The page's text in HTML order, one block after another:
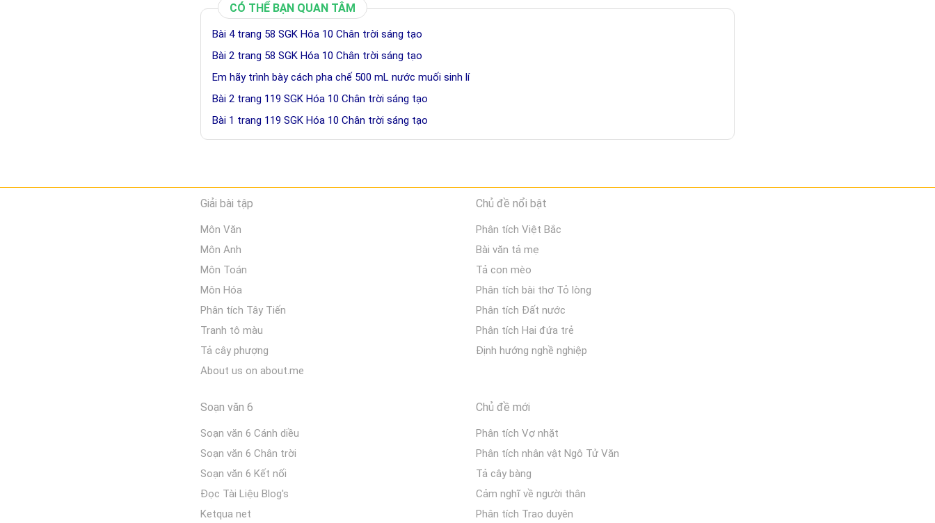
CÓ THỂ BẠN QUAN TÂM
Bài 4 trang 58 SGK Hóa 10 Chân trời sáng tạo
Bài 2 trang 58 SGK Hóa 10 Chân trời sáng tạo
Em hãy trình bày cách pha chế 500 mL nước muối sinh lí
Bài 2 trang 119 SGK Hóa 10 Chân trời sáng tạo
Bài 1 trang 119 SGK Hóa 10 Chân trời sáng tạo
Giải bài tập
Môn Văn
Môn Anh
Môn Toán
Môn Hóa
Phân tích Tây Tiến
Tranh tô màu
Tả cây phượng
About us on about.me
Chủ đề nổi bật
Phân tích Việt Bắc
Bài văn tả mẹ
Tả con mèo
Phân tích bài thơ Tỏ lòng
Phân tích Đất nước
Phân tích Hai đứa trẻ
Định hướng nghề nghiệp
Soạn văn 6
Soạn văn 6 Cánh diều
Soạn văn 6 Chân trời
Soạn văn 6 Kết nối
Đọc Tài Liệu Blog's
Ketqua net
Chủ đề mới
Phân tích Vợ nhặt
Phân tích nhân vật Ngô Tử Văn
Tả cây bàng
Cảm nghĩ về người thân
Phân tích Trao duyên